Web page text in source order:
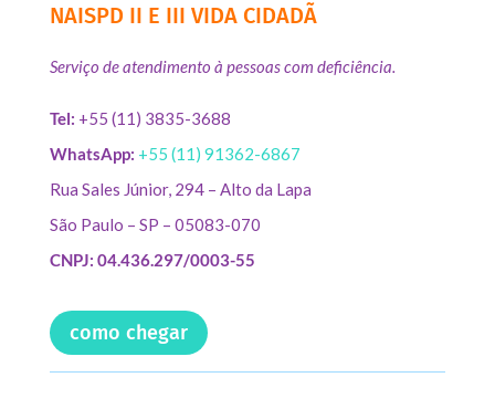
NAISPD II E III VIDA CIDADÃ
Serviço de atendimento à pessoas com deficiência.
Tel: +55 (11) 3835-3688
WhatsApp: +55 (11) 91362-6867
Rua Sales Júnior, 294 – Alto da Lapa
São Paulo – SP – 05083-070
CNPJ: 04.436.297/0003-55
como chegar